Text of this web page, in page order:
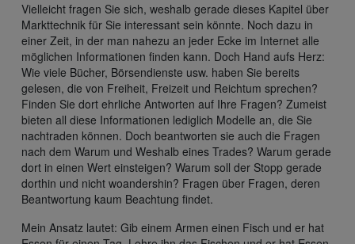
Vielleicht fragen Sie sich, weshalb gerade dieses Kapitel über
Markttechnik für Sie interessant sein könnte. Noch dazu in
einer Zeit, in der man nahezu an jeder Ecke im Internet alle
möglichen Informationen finden kann. Doch Hand aufs Herz:
Wie viele Bücher, Börsendienste usw. haben Sie bereits
gelesen, die von Freiheit, Freizeit und Reichtum sprechen?
Finden Sie dort ehrliche Antworten auf Ihre Fragen? Zumeist
bieten all diese Informationen lediglich Modelle an, die Sie
nachtraden können. Doch beantworten sie auch die Fragen
nach dem Warum und Weshalb eines Trades? Warum gerade
dort in einen Wert einsteigen? Warum soll der Stopp gerade
dorthin und nicht woandershin? Fragen über Fragen, deren
Beantwortung kaum Beachtung findet.
Mein Ansatz lautet: Gib einem Armen einen Fisch und er hat